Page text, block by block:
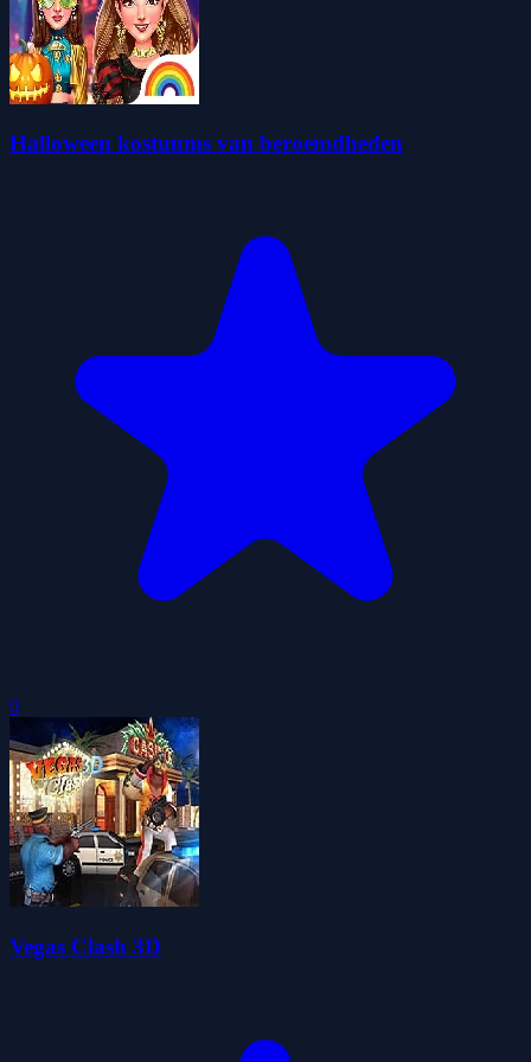
Halloween kostuums van beroemdheden
0
Vegas Clash 3D